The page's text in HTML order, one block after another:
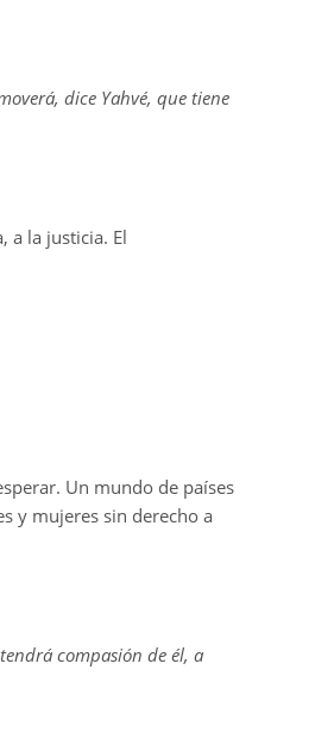
dice Yahvé, que tiene
a la justicia. El
Un mundo de países
y mujeres sin derecho a
compasión de él, a